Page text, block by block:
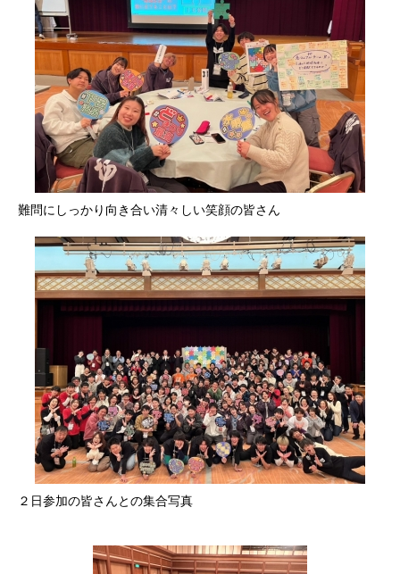
難問にしっかり向き合い清々しい笑顔の皆さん
２日参加の皆さんとの集合写真